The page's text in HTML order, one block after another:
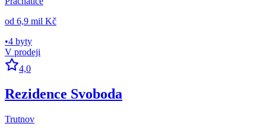
od 6,9 mil Kč
•4 byty
V prodeji
4,0
Rezidence Svoboda
Trutnov